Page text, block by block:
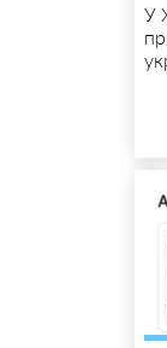
У